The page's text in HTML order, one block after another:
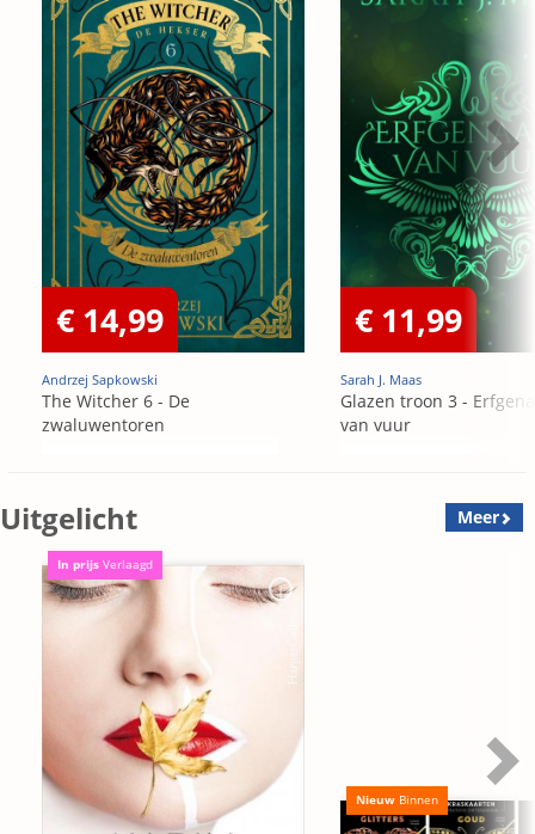
€ 14,99
Andrzej Sapkowski
The Witcher 6 - De
zwaluwentoren
€ 11,99
Sarah J. Maas
Glazen troon 3 -
van vuur
Uitgelicht Meer
In prijs Verlaagd
Nieuw Binnen